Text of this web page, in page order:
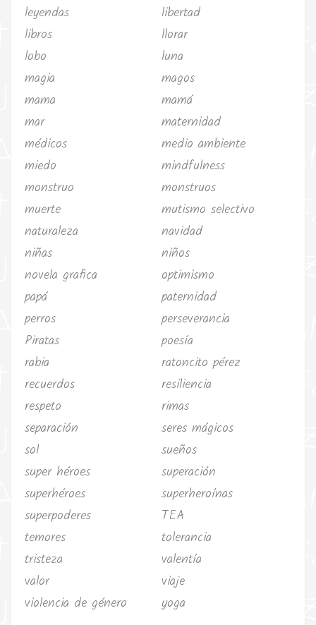
leyendas
libertad
libros
llorar
lobo
luna
magia
magos
mama
mamá
mar
maternidad
médicos
medio ambiente
miedo
mindfulness
monstruo
monstruos
muerte
mutismo selectivo
naturaleza
navidad
niñas
niños
novela grafica
optimismo
papá
paternidad
perros
perseverancia
Piratas
poesía
rabia
ratoncito pérez
recuerdos
resiliencia
respeto
rimas
separación
seres mágicos
sol
sueños
super héroes
superación
superhéroes
superheroínas
superpoderes
TEA
temores
tolerancia
tristeza
valentía
valor
viaje
violencia de género
yoga